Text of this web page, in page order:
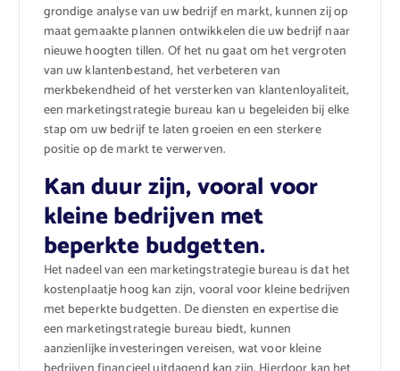
grondige analyse van uw bedrijf en markt, kunnen zij op
maat gemaakte plannen ontwikkelen die uw bedrijf naar
nieuwe hoogten tillen. Of het nu gaat om het vergroten
van uw klantenbestand, het verbeteren van
merkbekendheid of het versterken van klantenloyaliteit,
een marketingstrategie bureau kan u begeleiden bij elke
stap om uw bedrijf te laten groeien en een sterkere
positie op de markt te verwerven.
Kan duur zijn, vooral voor
kleine bedrijven met
beperkte budgetten.
Het nadeel van een marketingstrategie bureau is dat het
kostenplaatje hoog kan zijn, vooral voor kleine bedrijven
met beperkte budgetten. De diensten en expertise die
een marketingstrategie bureau biedt, kunnen
aanzienlijke investeringen vereisen, wat voor kleine